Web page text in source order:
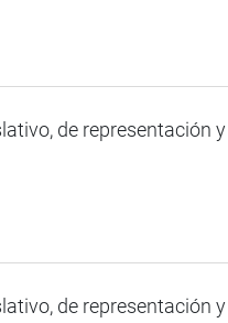
de representación
de representación